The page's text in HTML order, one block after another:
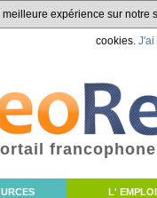
expérience sur
cookies. J'ai
L' EMPLOI